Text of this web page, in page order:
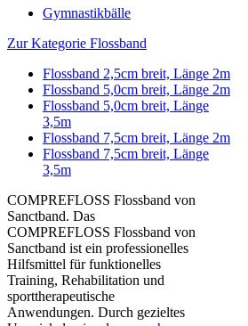
Gymnastikbälle
Zur Kategorie Flossband
Flossband 2,5cm breit, Länge 2m
Flossband 5,0cm breit, Länge 2m
Flossband 5,0cm breit, Länge
3,5m
Flossband 7,5cm breit, Länge 2m
Flossband 7,5cm breit, Länge
3,5m
COMPREFLOSS Flossband von
Sanctband. Das
COMPREFLOSS Flossband von
Sanctband ist ein professionelles
Hilfsmittel für funktionelles
Training, Rehabilitation und
sporttherapeutische
Anwendungen. Durch gezieltes